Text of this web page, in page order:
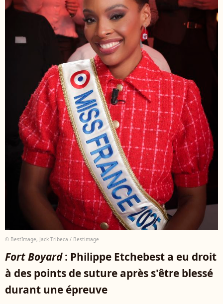
© BestImage, Jack Tribeca / Bestimage
Fort Boyard: Philippe Etchebest a eu droit
à des points de suture après s'être blessé
durant une épreuve